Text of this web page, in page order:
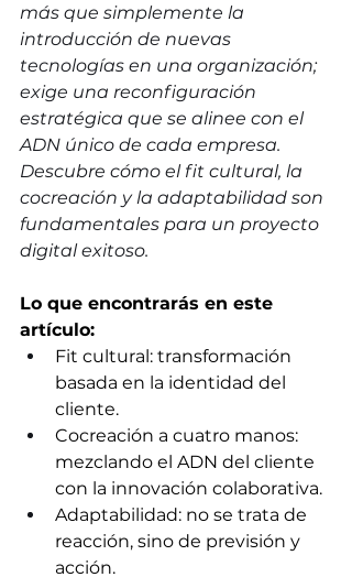
más que simplemente la
introducción de nuevas
tecnologías en una organización;
exige una reconfiguración
estratégica que se alinee con el
ADN único de cada empresa.
Descubre cómo el fit cultural, la
cocreación y la adaptabilidad son
fundamentales para un proyecto
digital exitoso.
Lo que encontrarás en este
artículo:
Fit cultural: transformación
basada en la identidad del
cliente.
Cocreación a cuatro manos:
mezclando el ADN del cliente
con la innovación colaborativa.
Adaptabilidad: no se trata de
reacción, sino de previsión y
acción.